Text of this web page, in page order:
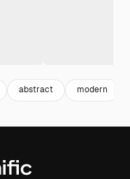
abstract modern